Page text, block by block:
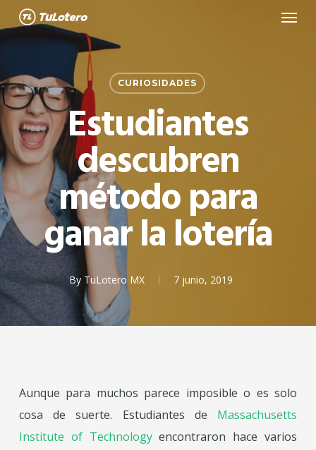
Skip
to
content
Menu
CURIOSIDADES
Estudiantes
descubren
método para
ganar la lotería
By TuLotero MX 7 junio, 2019
Aunque para muchos parece imposible o es solo
cosa de suerte. Estudiantes de Massachusetts
Institute of Technologyencontraron hace varios